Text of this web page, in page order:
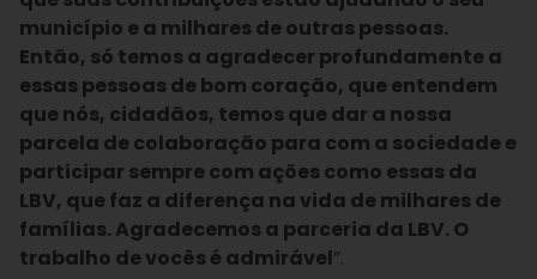
município e a milhares de outras pessoas.
Então, só temos a agradecer profundamente a
essas pessoas de bom coração, que entendem
que nós, cidadãos, temos que dar a nossa
parcela de colaboração para com a sociedade e
participar sempre com ações como essas da
LBV, que faz a diferença na vida de milhares de
famílias. Agradecemos a parceria da LBV. O
trabalho de vocês é admirável”.